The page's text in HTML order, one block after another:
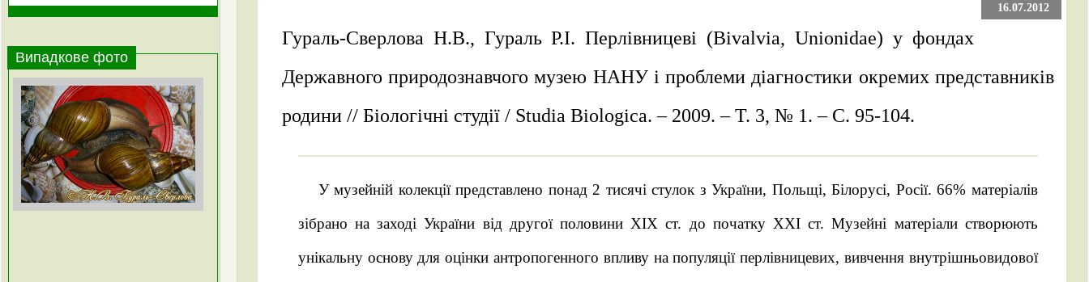
Випадкове фото
16.07.2012
Гураль-Сверлова Н.В., Гураль Р.І. Перлівницеві (Bivalvia, Unionidae) у фондах
Державного природознавчого музею НАНУ і проблеми діагностики окремих представників
родини // Біологічні студії / Studia Biologica. – 2009. – Т. 3, № 1. – С. 95-104.
У музейній колекції представлено понад 2 тисячі стулок з України, Польщі, Білорусі, Росії. 66% матеріалів
зібрано на заході України від другої половини XIX ст. до початку XXI ст. Музейні матеріали створюють
унікальну основу для оцінки антропогенного впливу на популяції перлівницевих, вивчення внутрішньовидової